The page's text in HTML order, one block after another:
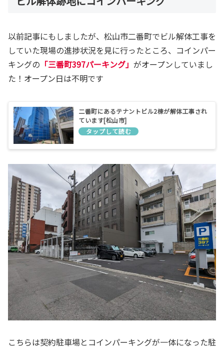
以前記事にもしましたが、松山市二番町でビル解体工事を
していた現場の進捗状況を見に行ったところ、コインパー
キングの 「三番町397パーキング」 がオープンしていまし
た！オープン日は不明です
二番町にあるテナントビル2棟が解体工事され
ています[松山市]
こちらは契約駐車場とコインパーキングが一体になった駐